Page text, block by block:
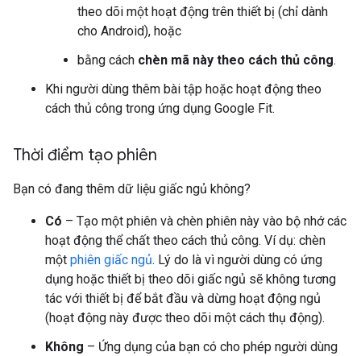
theo dõi một hoạt động trên thiết bị (chỉ dành
cho Android), hoặc
bằng cách chèn mã này theo cách thủ công.
Khi người dùng thêm bài tập hoặc hoạt động theo
cách thủ công trong ứng dụng Google Fit.
Thời điểm tạo phiên
Bạn có đang thêm dữ liệu giấc ngủ không?
Có – Tạo một phiên và chèn phiên này vào bộ nhớ các
hoạt động thể chất theo cách thủ công. Ví dụ: chèn
một phiên giấc ngủ. Lý do là vì người dùng có ứng
dụng hoặc thiết bị theo dõi giấc ngủ sẽ không tương
tác với thiết bị để bắt đầu và dừng hoạt động ngủ
(hoạt động này được theo dõi một cách thụ động).
Không – Ứng dụng của bạn có cho phép người dùng